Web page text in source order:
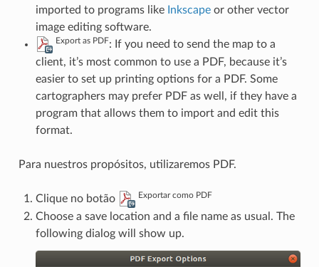
imported to programs like Inkscapeor other vector
image editing software.
Export as PDF: If you need to send the map to a
client, it’s most common to use a PDF, because it’s
easier to set up printing options for a PDF. Some
cartographers may prefer PDF as well, if they have a
program that allows them to import and edit this
format.
Para nuestros propósitos, utilizaremos PDF.
Clique no botão Exportar como PDF
Choose a save location and a file name as usual. The
following dialog will show up.